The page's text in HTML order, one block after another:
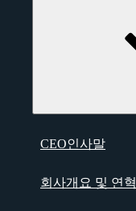
CEO인사말
회사개요 및 연혁